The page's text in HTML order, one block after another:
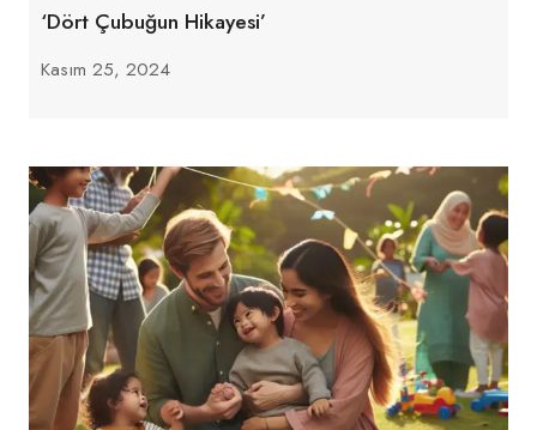
‘Dört Çubuğun Hikayesi’
Kasım 25, 2024